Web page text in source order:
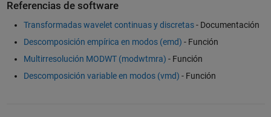
Referencias de software
Transformadas wavelet continuas y discretas- Documentación
Descomposición empírica en modos (emd) - Función
Multirresolución MODWT (modwtmra) - Función
Descomposición variable en modos (vmd) - Función